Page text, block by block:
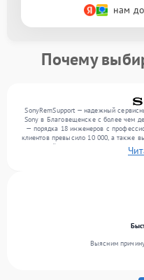
нам
Почему
SonyRemSupport — надежный
Sony в Благовещенске с более чем
— порядка 18 инженеров с
клиентов превысило 10 000, а также
сервисный центр поступает более
с широким спектром неисправностей
Выясним